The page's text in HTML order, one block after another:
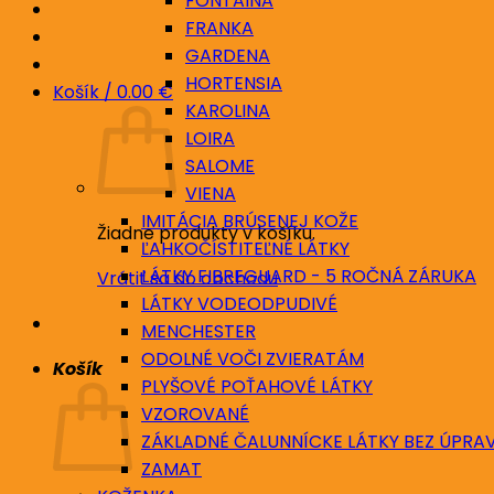
Košík / 0.00 €
Žiadne produkty v košíku.
Vrátiť sa do obchodu
Košík
FRANKA
GARDENA
HORTENSIA
KAROLINA
LOIRA
SALOME
VIENA
IMITÁCIA BRÚSENEJ KOŽE
ĽAHKOČÍSTITEĽNÉ LÁTKY
LÁTKY FIBREGUARD - 5 ROČNÁ ZÁRUKA
LÁTKY VODEODPUDIVÉ
MENCHESTER
ODOLNÉ VOČI ZVIERATÁM
PLYŠOVÉ POŤAHOVÉ LÁTKY
VZOROVANÉ
ZÁKLADNÉ ČALUNNÍCKE LÁTKY BEZ
ZAMAT